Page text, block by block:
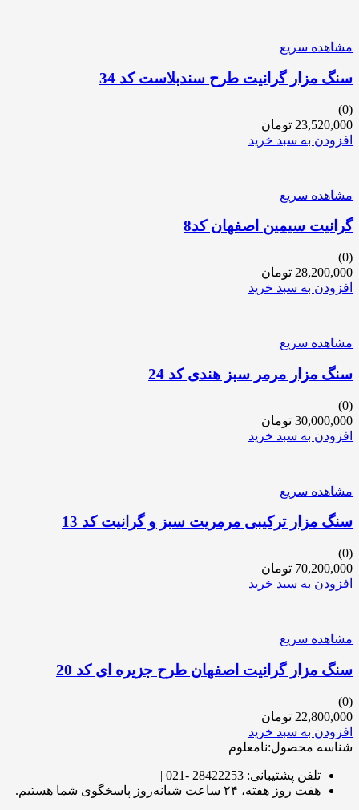
مشاهده سریع
سنگ مزار گرانیت طرح سندبلاست کد 34
(0)
23,520,000 تومان
افزودن به سبد خرید
مشاهده سریع
گرانیت سیمین اصفهان کد8
(0)
28,200,000 تومان
افزودن به سبد خرید
مشاهده سریع
سنگ مزار مرمر سبز هندی کد 24
(0)
30,000,000 تومان
افزودن به سبد خرید
مشاهده سریع
سنگ مزار ترکیبی مرمریت سبز و گرانیت کد 13
(0)
70,200,000 تومان
افزودن به سبد خرید
مشاهده سریع
سنگ مزار گرانیت اصفهان طرح جزیره ای کد 20
(0)
22,800,000 تومان
افزودن به سبد خرید
شناسه محصول:نامعلوم
تلفن پشتیبانی: 28422253 -021 |
هفت روز هفته، ۲۴ ساعت شبانه‌روز پاسخگوی شما هستیم.